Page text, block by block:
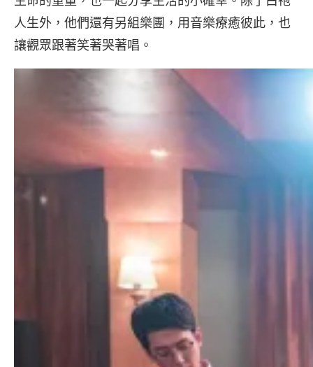
人生外，他們還有另組樂團，用音樂療癒彼此，也
讓觀眾跟著笑著哭著唱。